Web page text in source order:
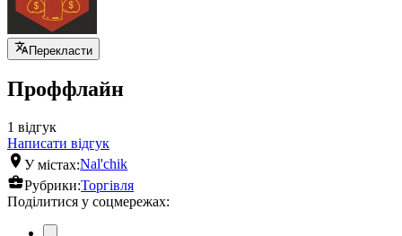
Перекласти
Проффлайн
1 відгук
Написати відгук
У містах:Nal'chik
Рубрики:Торгівля
Поділитися у соцмережах: